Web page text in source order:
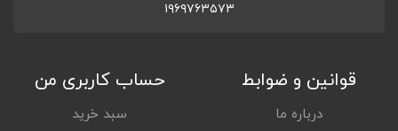
۱۹۶۹۷۶۳۵۷۳
قوانین و ضوابط
درباره ما
حساب کاربری من
سبد خرید